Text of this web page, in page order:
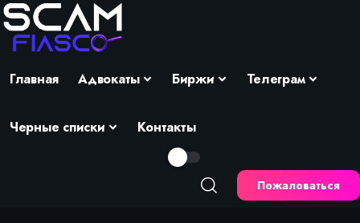
Главная Адвокаты Биржи Телеграм
Черные списки Контакты
Пожаловаться